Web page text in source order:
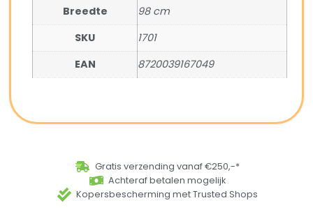
Breedte
98 cm
SKU
1701
EAN
8720039167049
Gratis verzending vanaf €250,-*
Achteraf betalen mogelijk
Kopersbescherming met Trusted Shops